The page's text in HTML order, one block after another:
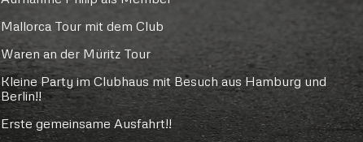
Mallorca Tour mit dem Club
Waren an der Müritz Tour
Kleine Party im Clubhaus mit Besuch aus Hamburg und
Berlin!!
Erste gemeinsame Ausfahrt!!